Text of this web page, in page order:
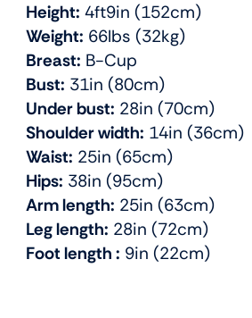
Height: 4ft9in (152cm)
Weight: 66lbs (32kg)
Breast: B-Cup
Bust: 31in (80cm)
Under bust: 28in (70cm)
Shoulder width: 14in (36cm)
Waist: 25in (65cm)
Hips: 38in (95cm)
Arm length: 25in (63cm)
Leg length: 28in (72cm)
Foot length : 9in (22cm)